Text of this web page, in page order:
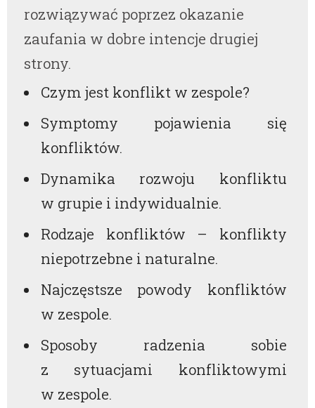
rozwiązywać poprzez okazanie
zaufania w dobre intencje drugiej
strony.
Czym jest konflikt w zespole?
Symptomy pojawienia się
konfliktów.
Dynamika rozwoju konfliktu
w grupie i indywidualnie.
Rodzaje konfliktów – konflikty
niepotrzebne i naturalne.
Najczęstsze powody konfliktów
w zespole.
Sposoby radzenia sobie
z sytuacjami konfliktowymi
w zespole.